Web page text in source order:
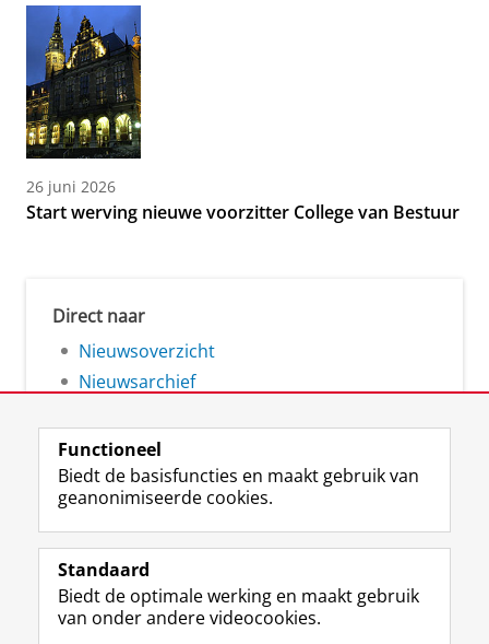
26 juni 2026
Start werving nieuwe voorzitter College van Bestuur
Direct naar
Nieuwsoverzicht
Nieuwsarchief
Volg de RUG
F
a
e
b
L
i
k
e
R
S
-
f
I
n
t
Y
o
T
Studiekiezers
Functioneel
Biedt de basisfuncties en maakt gebruik van
geanonimiseerde cookies.
Standaard
Biedt de optimale werking en maakt gebruik
van onder andere videocookies.